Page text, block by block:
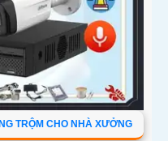
TRỘM CHO NHÀ XƯỞNG